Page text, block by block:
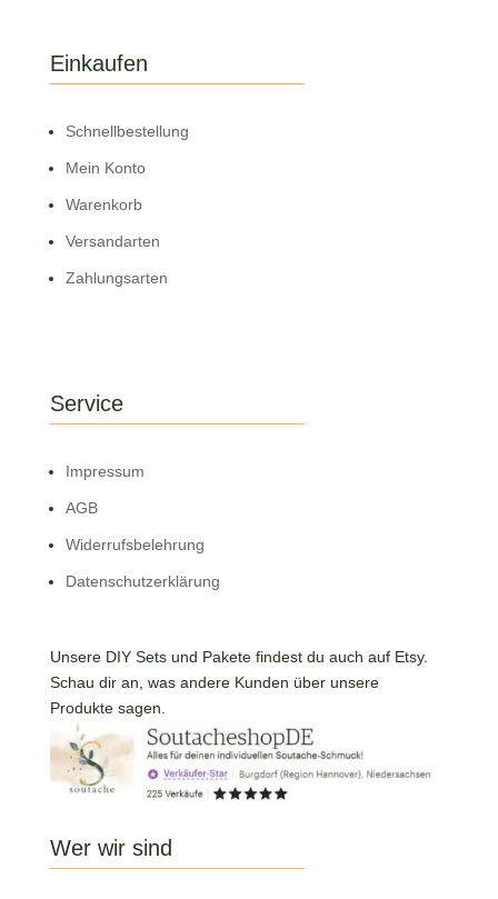
Einkaufen
Schnell­bestellung
Mein Konto
Warenkorb
Versandarten
Zahlungsarten
Service
Impressum
AGB
Widerrufsbelehrung
Datenschutzerklärung
Unsere DIY Sets und Pakete findest du auch auf Etsy.
Schau dir an, was andere Kunden über unsere
Produkte sagen.
Wer wir sind